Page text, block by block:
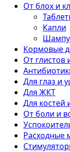
От блох и
Капли
Кормовые
От глистов
Для глаз и
Для ЖКТ
Для костей
От боли и
Расходные